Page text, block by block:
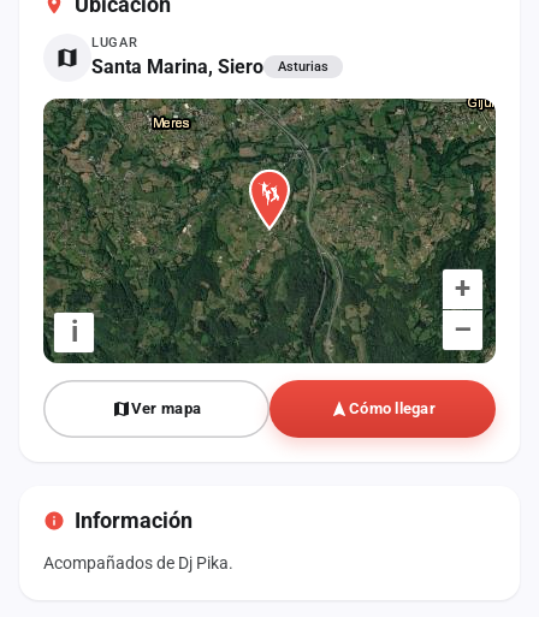
LUGAR
Santa Marina, Siero Asturias
+
–
i
Ver mapa Cómo llegar
Información
Acompañados de Dj Pika.